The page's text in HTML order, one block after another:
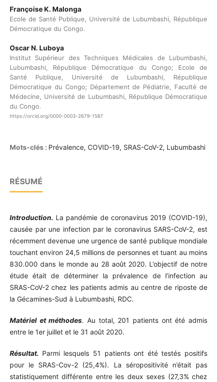
Françoise K. Malonga
Ecole de Santé Publique, Université de Lubumbashi, République
Démocratique du Congo.
Oscar N. Luboya
Institut Supérieur des Techniques Médicales de Lubumbashi,
Lubumbashi, République Démocratique du Congo; Ecole de
Santé Publique, Université de Lubumbashi, République
Démocratique du Congo; Département de Pédiatrie, Faculté de
Médecine, Université de Lubumbashi, République Démocratique
du Congo.
https://orcid.org/0000-0003-2679-1587
Mots-clés : Prévalence, COVID-19, SRAS-CoV-2, Lubumbashi
RÉSUMÉ
Introduction. La pandémie de coronavirus 2019 (COVID-19),
causée par une infection par le coronavirus SARS-CoV-2, est
récemment devenue une urgence de santé publique mondiale
touchant environ 24,5 millions de personnes et tuant au moins
830.000 dans le monde au 28 août 2020. L’objectif de notre
étude était de déterminer la prévalence de l’infection au
SRAS-CoV-2 chez les patients admis au centre de riposte de
la Gécamines-Sud à Lubumbashi, RDC.
Matériel et méthodes. Au total, 201 patients ont été admis
entre le 1er juillet et le 31 août 2020.
Résultat. Parmi lesquels 51 patients ont été testés positifs
pour le SRAS-Cov-2 (25,4%). La séropositivité n’était pas
statistiquement différente entre les deux sexes (27,3% chez